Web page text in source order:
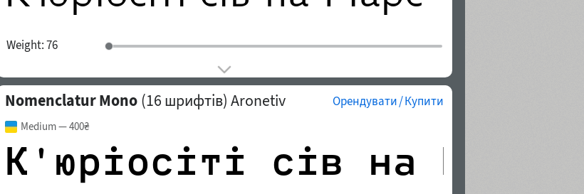
Weight:76
Nomenclatur Mono (16 шрифтів) Aronetiv Орендувати / Купити
Medium— 400₴